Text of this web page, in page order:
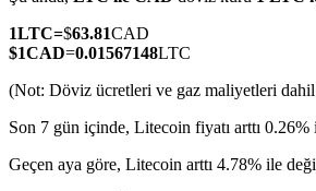
TradFi
Hisse senetleri, döviz, değerli
1LTC=$63.81CAD
$1CAD=0.01567148LTC
(Not: Döviz ücretleri ve gaz maliyetleri
Son 7 gün içinde, Litecoin fiyatı arttı 0.26%
Geçen aya göre, Litecoin arttı 4.78% ile